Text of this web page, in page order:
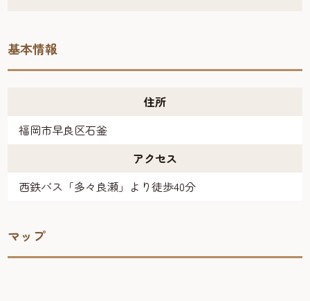
基本情報
住所
福岡市早良区石釜
アクセス
西鉄バス「多々良瀬」より徒歩40分
マップ